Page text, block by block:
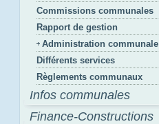
Commissions communales
Rapport de gestion
Administration communale
Différents services
Règlements communaux
Infos communales
Finance-Constructions